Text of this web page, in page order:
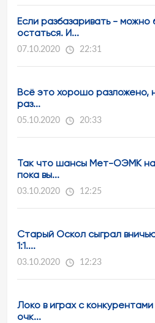
Если разбазаривать - можно
остаться. И...
07.10.2020 22:31
Всё это хорошо разложено,
раз...
05.10.2020 20:33
Так что шансы Мет-ОЭМК на
пока вы...
03.10.2020 12:25
Старый Оскол сыграл
1:1....
03.10.2020 12:23
Локо в играх с
очк...